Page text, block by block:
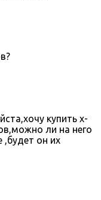
купить x-
ли на него
он их